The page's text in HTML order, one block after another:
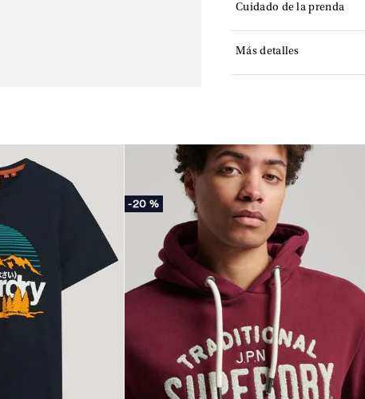
Cuidado de la prenda
Más detalles
-20 %